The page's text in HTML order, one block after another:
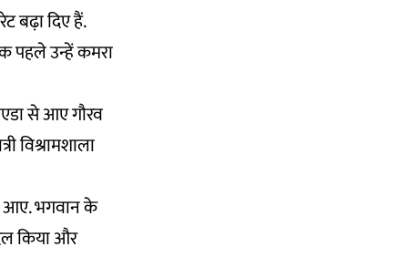
बढ़ा दिए हैं.
पहले उन्हें कमरा
से आए गौरव
विश्रामशाला
आए. भगवान के
किया और